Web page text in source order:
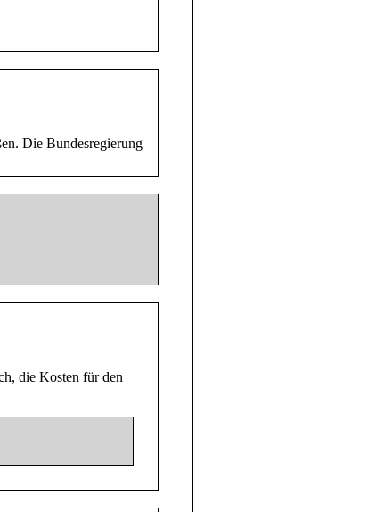
Die Bundesregierung
die Kosten für den